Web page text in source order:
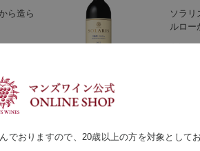
ら造ら
ソラリ
ルロー
￥
でおりますので、20歳以上の方を対象としてお